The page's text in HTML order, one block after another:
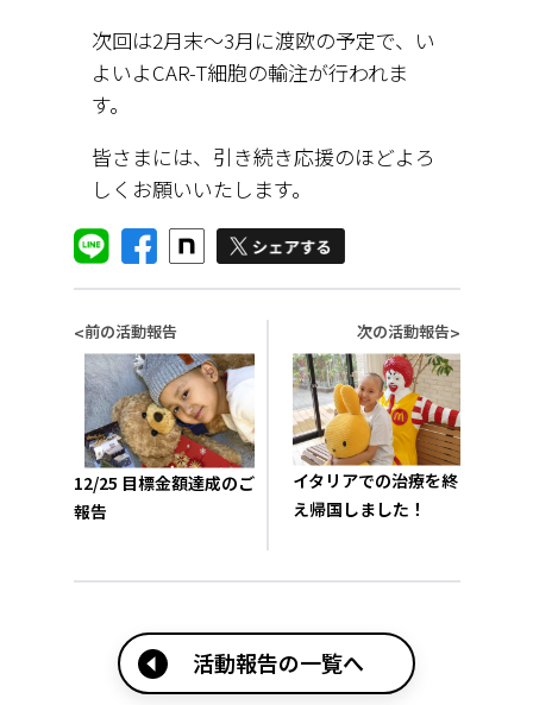
次回は2月末～3月に渡欧の予定で、い
よいよCAR-T細胞の輸注が行われま
す。
皆さまには、引き続き応援のほどよろ
しくお願いいたします。
<前の活動報告
12/25 目標金額達成のご
報告
イタリアでの治療を終
え帰国しました！
次の活動報告>
活動報告の一覧へ